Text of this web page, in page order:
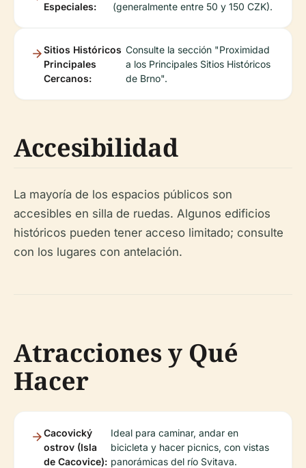
Especiales:
(generalmente entre 50 y 150 CZK).
Sitios Históricos
Principales
Cercanos:
Consulte la sección "Proximidad
a los Principales Sitios Históricos
de Brno".
Accesibilidad
La mayoría de los espacios públicos son
accesibles en silla de ruedas. Algunos edificios
históricos pueden tener acceso limitado; consulte
con los lugares con antelación.
Atracciones y Qué
Hacer
Cacovický
ostrov (Isla
de Cacovice):
Ideal para caminar, andar en
bicicleta y hacer picnics, con vistas
panorámicas del río Svitava.